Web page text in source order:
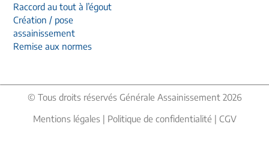
Raccord au tout à l’égout
Création / pose
assainissement
Remise aux normes
© Tous droits réservés Générale Assainissement 2026
Mentions légales| Politique de confidentialité CGV